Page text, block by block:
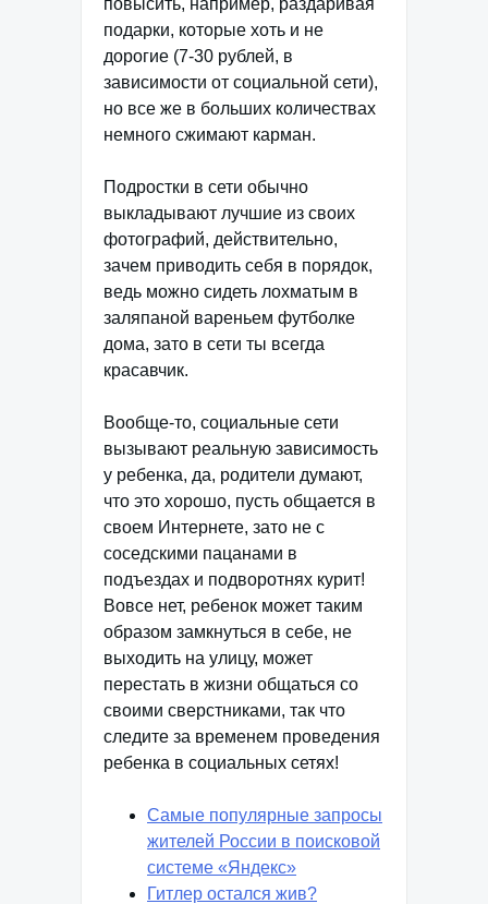
повысить, например, раздаривая
подарки, которые хоть и не
дорогие (7-30 рублей, в
зависимости от социальной сети),
но все же в больших количествах
немного сжимают карман.
Подростки в сети обычно
выкладывают лучшие из своих
фотографий, действительно,
зачем приводить себя в порядок,
ведь можно сидеть лохматым в
заляпаной вареньем футболке
дома, зато в сети ты всегда
красавчик.
Вообще-то, социальные сети
вызывают реальную зависимость
у ребенка, да, родители думают,
что это хорошо, пусть общается в
своем Интернете, зато не с
соседскими пацанами в
подъездах и подворотнях курит!
Вовсе нет, ребенок может таким
образом замкнуться в себе, не
выходить на улицу, может
перестать в жизни общаться со
своими сверстниками, так что
следите за временем проведения
ребенка в социальных сетях!
Самые популярные запросы
жителей России в поисковой
системе «Яндекс»
Гитлер остался жив?